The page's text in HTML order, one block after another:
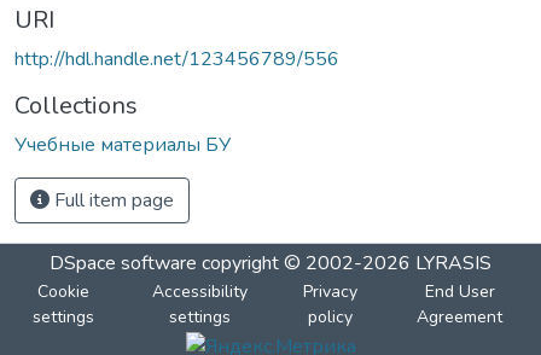
URI
http://hdl.handle.net/123456789/556
Collections
Учебные материалы БУ
Full item page
DSpace software copyright © 2002-2026 LYRASIS
Cookie
settings
Accessibility
settings
Privacy
policy
End User
Agreement